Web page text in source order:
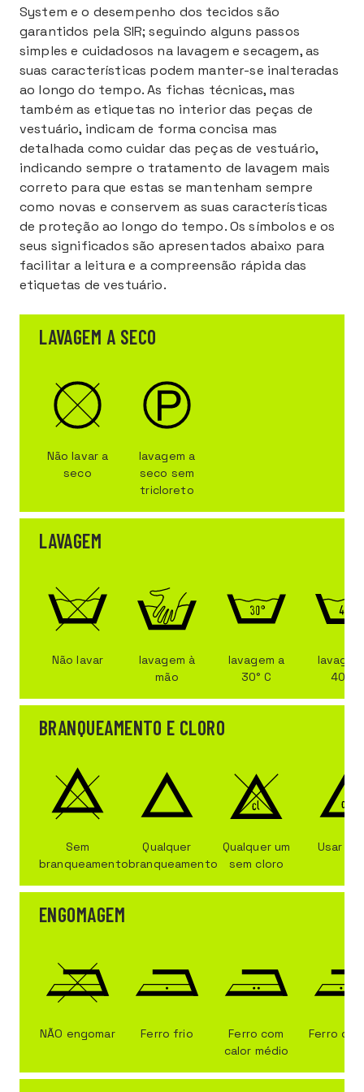
System e o desempenho dos tecidos são
garantidos pela SIR; seguindo alguns passos
simples e cuidadosos na lavagem e secagem, as
suas características podem manter-se inalteradas
ao longo do tempo. As fichas técnicas, mas
também as etiquetas no interior das peças de
vestuário, indicam de forma concisa mas
detalhada como cuidar das peças de vestuário,
indicando sempre o tratamento de lavagem mais
correto para que estas se mantenham sempre
como novas e conservem as suas características
de proteção ao longo do tempo. Os símbolos e os
seus significados são apresentados abaixo para
facilitar a leitura e a compreensão rápida das
etiquetas de vestuário.
LAVAGEM A SECO
Não lavar a
seco
lavagem a
seco sem
tricloreto
LAVAGEM
Não lavar
lavagem à
mão
lavagem a
30° C
40° C
BRANQUEAMENTO E CLORO
Sem
branqueamento
Qualquer
branqueamento
Qualquer um
sem cloro
Usar
ENGOMAGEM
NÃO engomar Ferro frio
Ferro com
calor médio
Ferro